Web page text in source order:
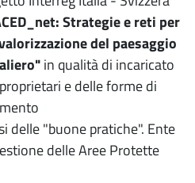
Strategie e reti per
del paesaggio
in qualità di incaricato
e delle forme di
delle "buone pratiche". Ente
delle Aree Protette